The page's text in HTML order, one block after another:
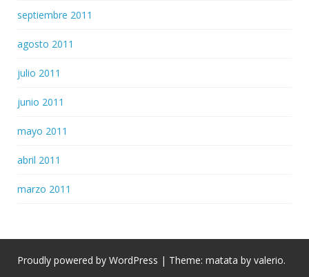
septiembre 2011
agosto 2011
julio 2011
junio 2011
mayo 2011
abril 2011
marzo 2011
Proudly powered by WordPress | Theme: matata by valerio.